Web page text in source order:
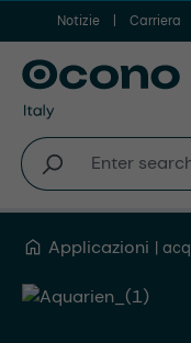
Vai al contenuto
Notizie Carriera
Applicazioni